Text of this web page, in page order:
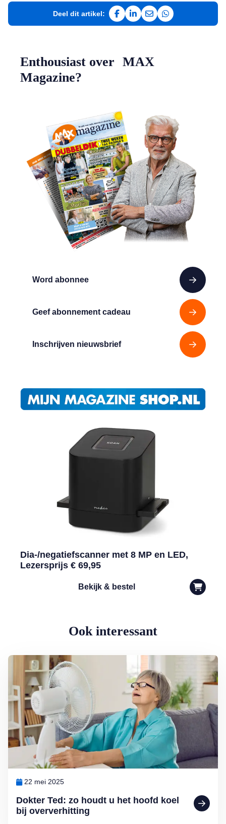
Deel dit artikel:
Deel op Facebook
Deel op LinkedIn
Deel via e-mail
Deel via
Word abonnee
Geef abonnement cadeau
Inschrijven nieuwsbrief
Enthousiast over MAX
Magazine?
Dia-/negatiefscanner met 8 MP en LED,
Lezersprijs € 69,95
Bekijk & bestel
Ook interessant
Dokter Ted: zo houdt u het hoofd koel
bij oververhitting
22 mei 2025
Lees meer over Dokter Ted: zo houdt u het hoofd koel bij